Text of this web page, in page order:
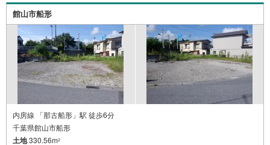
館山市船形
内房線 「那古船形」駅 徒歩6分
千葉県館山市船形
土地330.56m2